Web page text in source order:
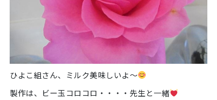
ひよこ組さん、ミルク美味しいよ～
製作は、ビー玉コロコロ・・・・先生と一緒